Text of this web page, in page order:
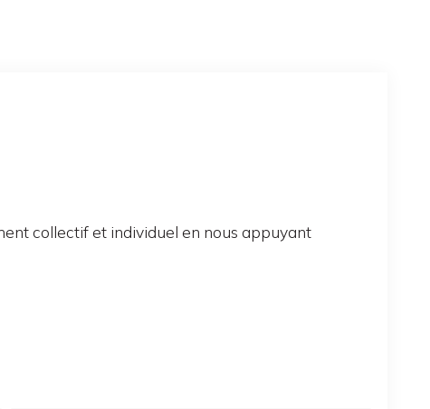
collectif et individuel en nous appuyant